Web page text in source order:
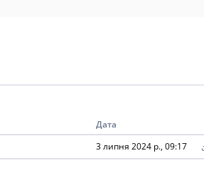
Дата
3 липня 2024 р., 09:17